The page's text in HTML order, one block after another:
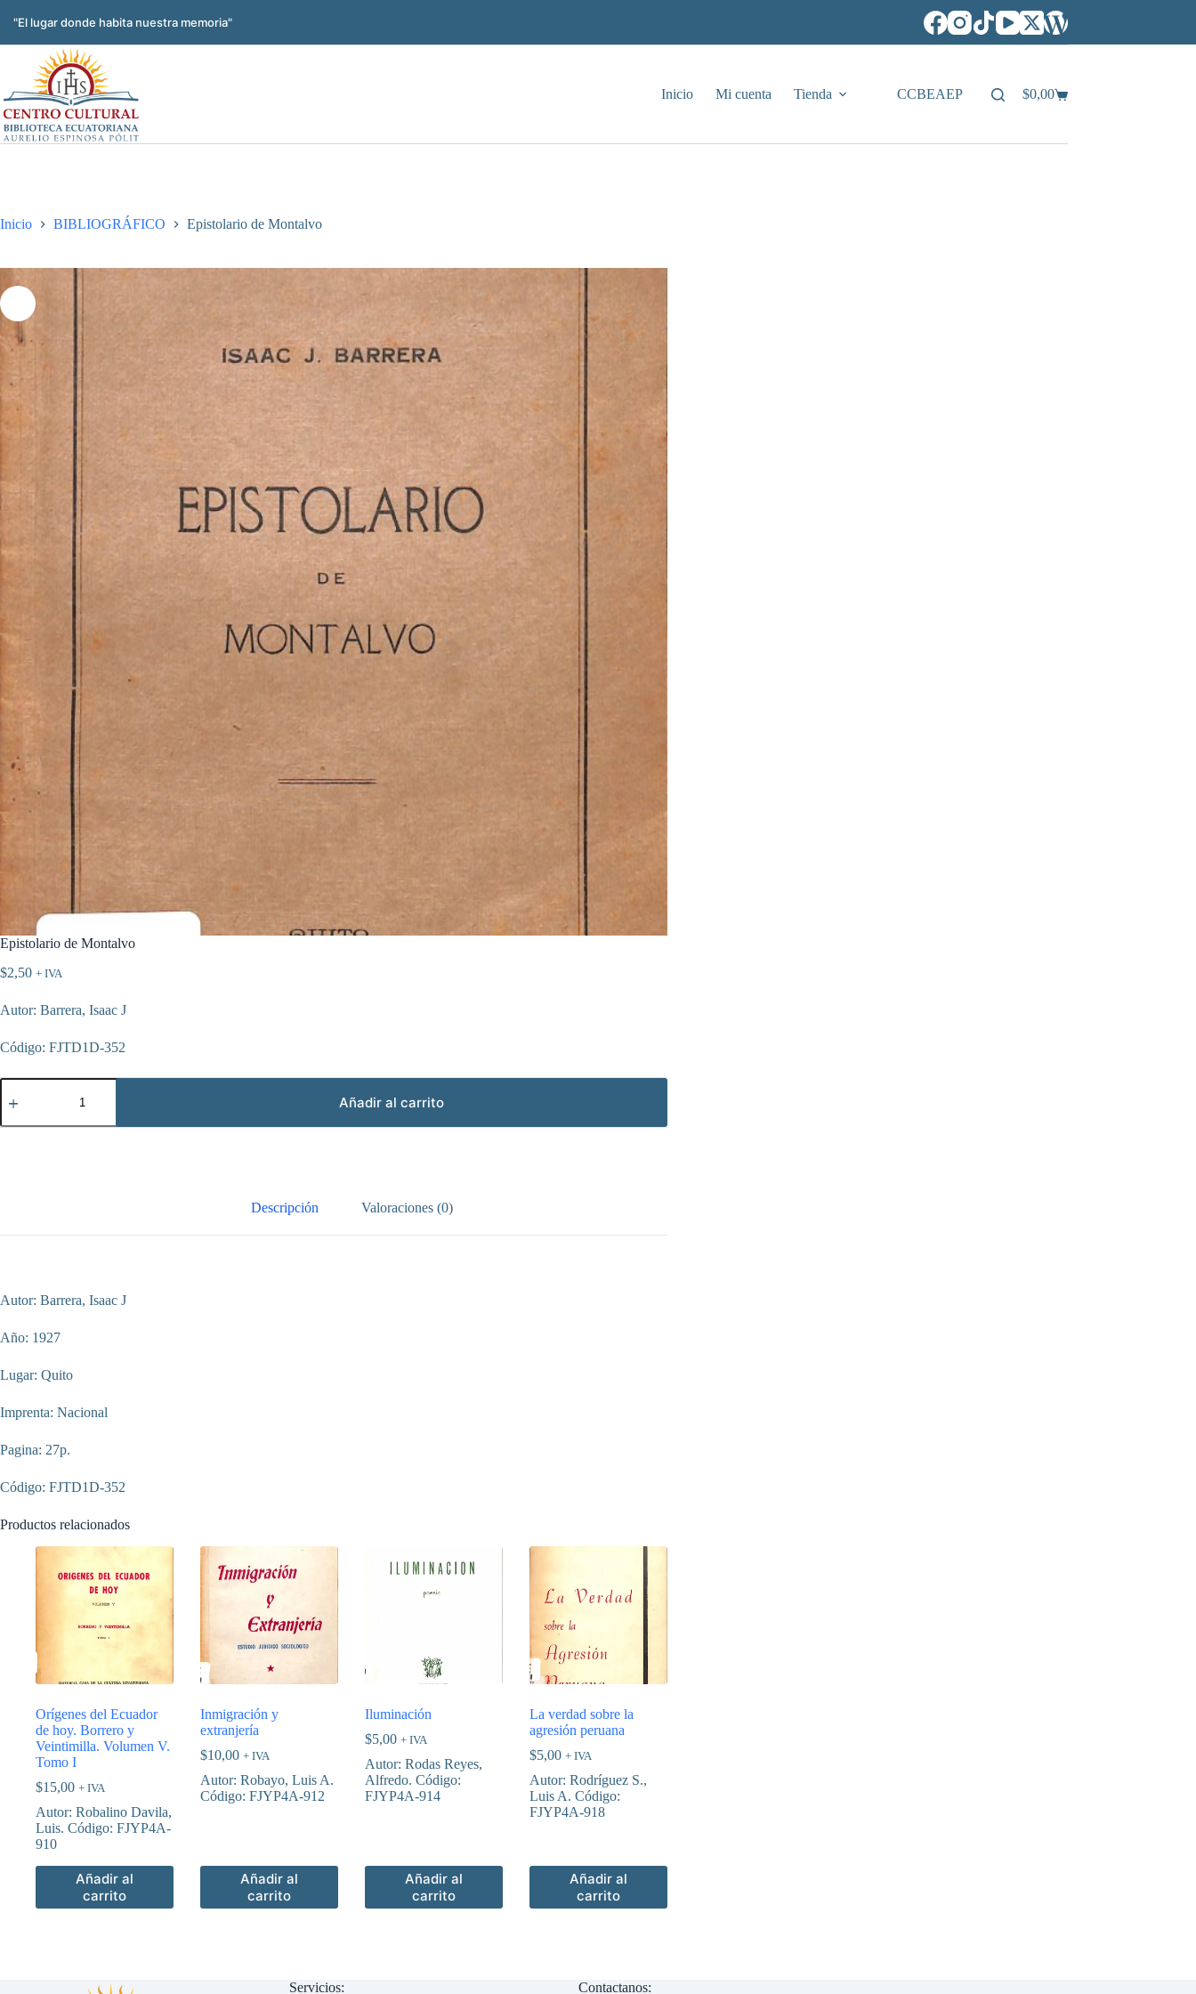
"El lugar donde habita nuestra memoria"
Inicio Mi cuenta Tienda CCBEAEP
Carro
$0,00
Inicio BIBLIOGRÁFICO Epistolario de Montalvo
Epistolario de Montalvo
$2,50 + IVA
Autor: Barrera, Isaac J
Código: FJTD1D-352
Epistolario
cantidad
Añadir al carrito
Descripción Valoraciones (0)
Autor: Barrera, Isaac J
Año: 1927
Lugar: Quito
Imprenta: Nacional
Pagina: 27p.
Código: FJTD1D-352
Productos relacionados
Orígenes del Ecuador
de hoy. Borrero y
Veintimilla. Volumen V.
Tomo I
$15,00 + IVA
Autor: Robalino Davila,
Luis. Código: FJYP4A-
910
Añadir al
carrito
Inmigración y
extranjería
$10,00 + IVA
Autor: Robayo, Luis A.
Código: FJYP4A-912
Añadir al
carrito
Iluminación
$5,00 + IVA
Autor: Rodas Reyes,
Alfredo. Código:
FJYP4A-914
Añadir al
carrito
La verdad sobre la
agresión peruana
$5,00 + IVA
Autor: Rodríguez S.,
Luis A. Código:
FJYP4A-918
Añadir al
carrito
Servicios: Contactanos: